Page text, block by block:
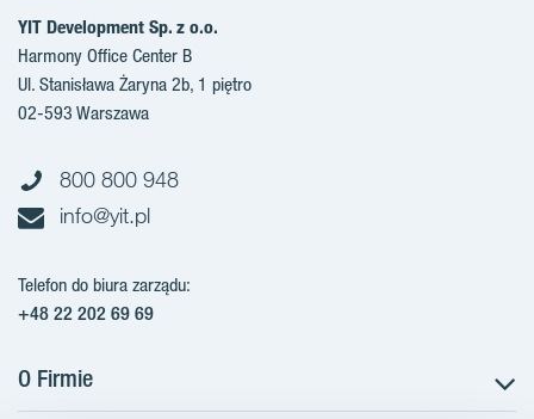
YIT Development Sp. z o.o.
Harmony Office Center B
Ul. Stanisława Żaryna 2b, 1 piętro
02-593 Warszawa
800 800 948
info@yit.pl
Telefon do biura zarządu:
+48 22 202 69 69
O Firmie